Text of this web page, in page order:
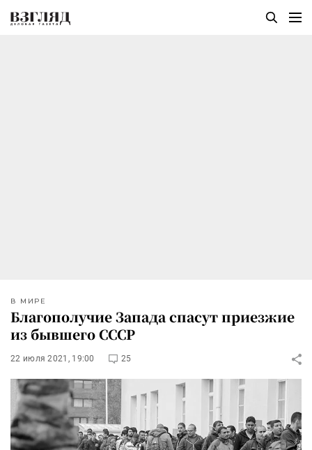
В МИРЕ
Благополучие Запада спасут приезжие
из бывшего СССР
22 июля 2021, 19:00 25